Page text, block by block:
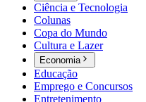
Ciência e Tecnologia
Colunas
Copa do Mundo
Cultura e Lazer
Economia
Educação
Emprego e Concursos
Entretenimento